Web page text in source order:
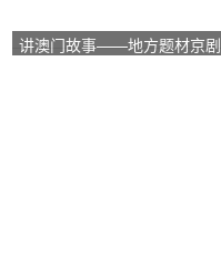
讲澳门故事——地方题材京剧